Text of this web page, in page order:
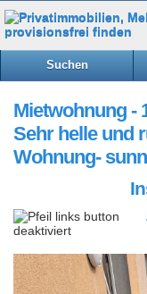
Suchen
Mietwohnung -
Sehr helle und
Wohnung-